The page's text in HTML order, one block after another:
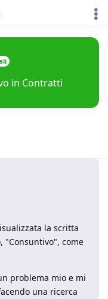
in Contratti
la scritta
"Consuntivo", come
problema mio e mi
una ricerca